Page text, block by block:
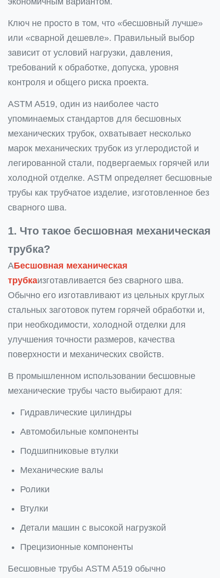
Ключ не просто в том, что «бесшовный лучше»
или «сварной дешевле». Правильный выбор
зависит от условий нагрузки, давления,
требований к обработке, допуска, уровня
контроля и общего риска проекта.
ASTM A519, один из наиболее часто
упоминаемых стандартов для бесшовных
механических трубок, охватывает несколько
марок механических трубок из углеродистой и
легированной стали, подвергаемых горячей или
холодной отделке. ASTM определяет бесшовные
трубы как трубчатое изделие, изготовленное без
сварного шва.
1. Что такое бесшовная механическая
трубка?
АБесшовная механическая
трубкаизготавливается без сварного шва.
Обычно его изготавливают из цельных круглых
стальных заготовок путем горячей обработки и,
при необходимости, холодной отделки для
улучшения точности размеров, качества
поверхности и механических свойств.
В промышленном использовании бесшовные
механические трубы часто выбирают для:
Гидравлические цилиндры
Автомобильные компоненты
Подшипниковые втулки
Механические валы
Ролики
Втулки
Детали машин с высокой нагрузкой
Прецизионные компоненты
Бесшовные трубы ASTM A519 обычно